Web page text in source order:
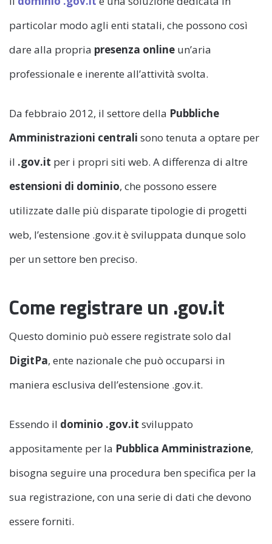
particolar modo agli enti statali, che possono così
dare alla propria presenza online un’aria
professionale e inerente all’attività svolta.
Da febbraio 2012, il settore della Pubbliche
Amministrazioni centrali sono tenuta a optare per
il .gov.it per i propri siti web. A differenza di altre
estensioni di dominio, che possono essere
utilizzate dalle più disparate tipologie di progetti
web, l’estensione .gov.it è sviluppata dunque solo
per un settore ben preciso.
Come registrare un .gov.it
Questo dominio può essere registrate solo dal
DigitPa, ente nazionale che può occuparsi in
maniera esclusiva dell’estensione .gov.it.
Essendo il dominio .gov.it sviluppato
appositamente per la Pubblica Amministrazione,
bisogna seguire una procedura ben specifica per la
sua registrazione, con una serie di dati che devono
essere forniti.